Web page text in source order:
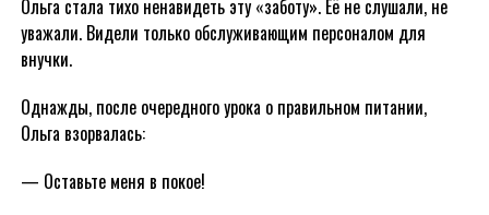
Ольга стала тихо ненавидеть эту «заботу». Её не слушали, не
уважали. Видели только обслуживающим персоналом для
внучки.
Однажды, после очередного урока о правильном питании,
Ольга взорвалась:
— Оставьте меня в покое!